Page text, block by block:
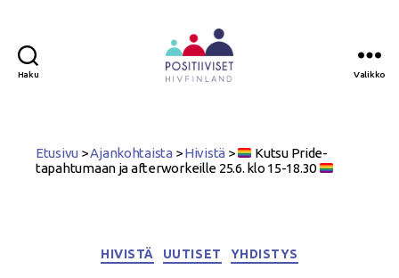
Haku Valikko
Etusivu >Ajankohtaista >Hivistä >
Kutsu Pride-
tapahtumaan ja afterworkeille 25.6. klo 15-18.30
Kategoriat
HIVISTÄ UUTISET YHDISTYS